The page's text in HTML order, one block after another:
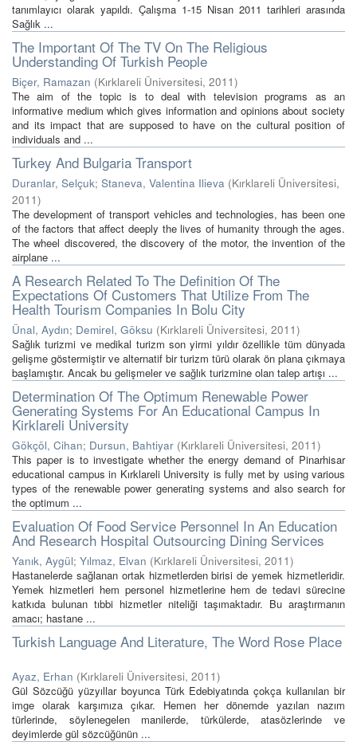
tanımlayıcı olarak yapıldı. Çalışma 1-15 Nisan 2011 tarihleri arasında
Sağlık ...
The Important Of The TV On The Religious
Understanding Of Turkish People
Biçer, Ramazan (Kırklareli Üniversitesi, 2011)
The aim of the topic is to deal with television programs as an
informative medium which gives information and opinions about society
and its impact that are supposed to have on the cultural position of
individuals and ...
Turkey And Bulgaria Transport
Duranlar, Selçuk; Staneva, Valentina Ilieva (Kırklareli Üniversitesi,
2011)
The development of transport vehicles and technologies, has been one
of the factors that affect deeply the lives of humanity through the ages.
The wheel discovered, the discovery of the motor, the invention of the
airplane ...
A Research Related To The Definition Of The
Expectations Of Customers That Utilize From The
Health Tourism Companies In Bolu City
Ünal, Aydın; Demirel, Göksu (Kırklareli Üniversitesi, 2011)
Sağlık turizmi ve medikal turizm son yirmi yıldır özellikle tüm dünyada
gelişme göstermiştir ve alternatif bir turizm türü olarak ön plana çıkmaya
başlamıştır. Ancak bu gelişmeler ve sağlık turizmine olan talep artışı ...
Determination Of The Optimum Renewable Power
Generating Systems For An Educational Campus In
Kirklareli University
Gökçöl, Cihan; Dursun, Bahtiyar (Kırklareli Üniversitesi, 2011)
This paper is to investigate whether the energy demand of Pinarhisar
educational campus in Kırklareli University is fully met by using various
types of the renewable power generating systems and also search for
the optimum ...
Evaluation Of Food Service Personnel In An Education
And Research Hospital Outsourcing Dining Services
Yanık, Aygül; Yılmaz, Elvan (Kırklareli Üniversitesi, 2011)
Hastanelerde sağlanan ortak hizmetlerden birisi de yemek hizmetleridir.
Yemek hizmetleri hem personel hizmetlerine hem de tedavi sürecine
katkıda bulunan tıbbi hizmetler niteliği taşımaktadır. Bu araştırmanın
amacı; hastane ...
Turkish Language And Literature, The Word Rose Place
Ayaz, Erhan (Kırklareli Üniversitesi, 2011)
Gül Sözcüğü yüzyıllar boyunca Türk Edebiyatında çokça kullanılan bir
imge olarak karşımıza çıkar. Hemen her dönemde yazılan nazım
türlerinde, söylenegelen manilerde, türkülerde, atasözlerinde ve
deyimlerde gül sözcüğünün ...